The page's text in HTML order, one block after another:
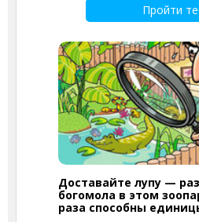
Пройти
Доставайте лупу —
богомола в этом
раза способны